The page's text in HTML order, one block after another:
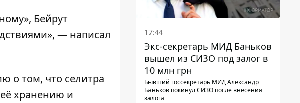
Бейрут
— написал
о том, что селитра
хранению и
17:44
Экс-секретарь МИД Баньков
вышел из СИЗО под залог в
10 млн грн
Бывший госсекретарь МИД Александр
Баньков покинул СИЗО после внесения
залога